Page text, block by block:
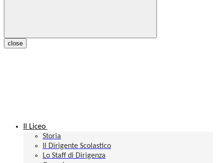
close
Il Liceo
Storia
Il Dirigente Scolastico
Lo Staff di Dirigenza